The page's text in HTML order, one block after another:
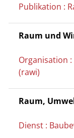
Publikation :
Raum und
Organisation
(rawi)
Raum,
Dienst :